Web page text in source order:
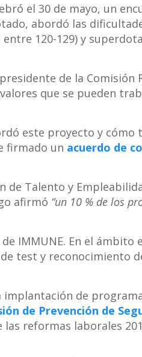
el 30 de mayo, un
abordó las
120-129) y
de la Comisión
que se pueden
este proyecto y cómo
firmado un acuerdo de
Talento y
afirmó “un 10 % de los
IMMUNE. En el ámbito
test y reconocimiento
de
de Prevención de
reformas laborales